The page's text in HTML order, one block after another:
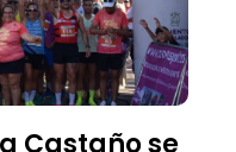
Castaño se